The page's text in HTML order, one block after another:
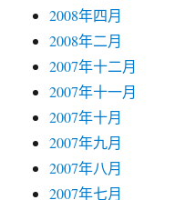
2008年四月
2008年二月
2007年十二月
2007年十一月
2007年十月
2007年九月
2007年八月
2007年七月